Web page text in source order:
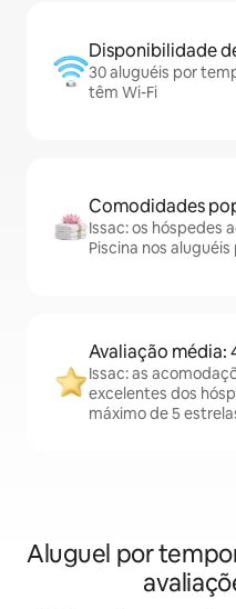
Disponibilidade
30 aluguéis por
têm Wi-Fi
Comodidades
Issac: os hóspedes
Piscina nos
Avaliação média:
Issac: as
excelentes dos
máximo de 5
Aluguel por